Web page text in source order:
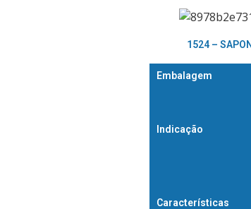
1524 –
Embalagem
Indicação
Características